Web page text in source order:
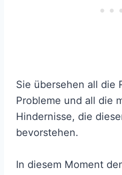
Sie übersehen all die
Probleme und all die
Hindernisse, die
bevorstehen.
In diesem Moment